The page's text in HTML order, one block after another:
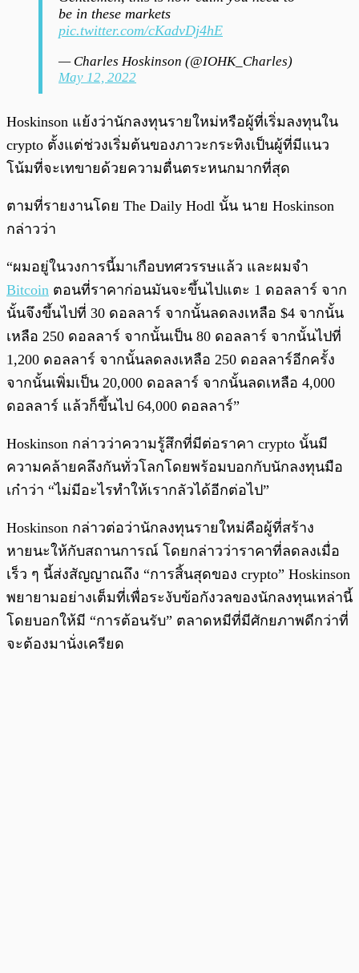
be in these markets
pic.twitter.com/cKadvDj4hE
— Charles Hoskinson (@IOHK_Charles)
May 12, 2022
Hoskinson แย้งว่านักลงทุนรายใหม่หรือผู้ที่เริ่มลงทุนใน
crypto ตั้งแต่ช่วงเริ่มต้นของภาวะกระทิงเป็นผู้ที่มีแนว
โน้มที่จะเทขายด้วยความตื่นตระหนกมากที่สุด
ตามที่รายงานโดย The Daily Hodl นั้น นาย Hoskinson
กล่าวว่า
“ผมอยู่ในวงการนี้มาเกือบทศวรรษแล้ว และผมจำ
Bitcoin ตอนที่ราคาก่อนมันจะขึ้นไปแตะ 1 ดอลลาร์ จาก
นั้นจึงขึ้นไปที่ 30 ดอลลาร์ จากนั้นลดลงเหลือ $4 จากนั้น
เหลือ 250 ดอลลาร์ จากนั้นเป็น 80 ดอลลาร์ จากนั้นไปที่
1,200 ดอลลาร์ จากนั้นลดลงเหลือ 250 ดอลลาร์อีกครั้ง
จากนั้นเพิ่มเป็น 20,000 ดอลลาร์ จากนั้นลดเหลือ 4,000
ดอลลาร์ แล้วก็ขึ้นไป 64,000 ดอลลาร์”
Hoskinson กล่าวว่าความรู้สึกที่มีต่อราคา crypto นั้นมี
ความคล้ายคลึงกันทั่วโลกโดยพร้อมบอกกับนักลงทุนมือ
เก๋าว่า “ไม่มีอะไรทำให้เรากลัวได้อีกต่อไป”
Hoskinson กล่าวต่อว่านักลงทุนรายใหม่คือผู้ที่สร้าง
หายนะให้กับสถานการณ์ โดยกล่าวว่าราคาที่ลดลงเมื่อ
เร็ว ๆ นี้ส่งสัญญาณถึง “การสิ้นสุดของ crypto” Hoskinson
พยายามอย่างเต็มที่เพื่อระงับข้อกังวลของนักลงทุนเหล่านี้
โดยบอกให้มี “การต้อนรับ” ตลาดหมีที่มีศักยภาพดีกว่าที่
จะต้องมานั่งเครียด